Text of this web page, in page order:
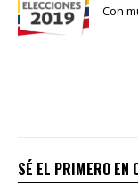
Con
SÉ EL PRIMERO EN